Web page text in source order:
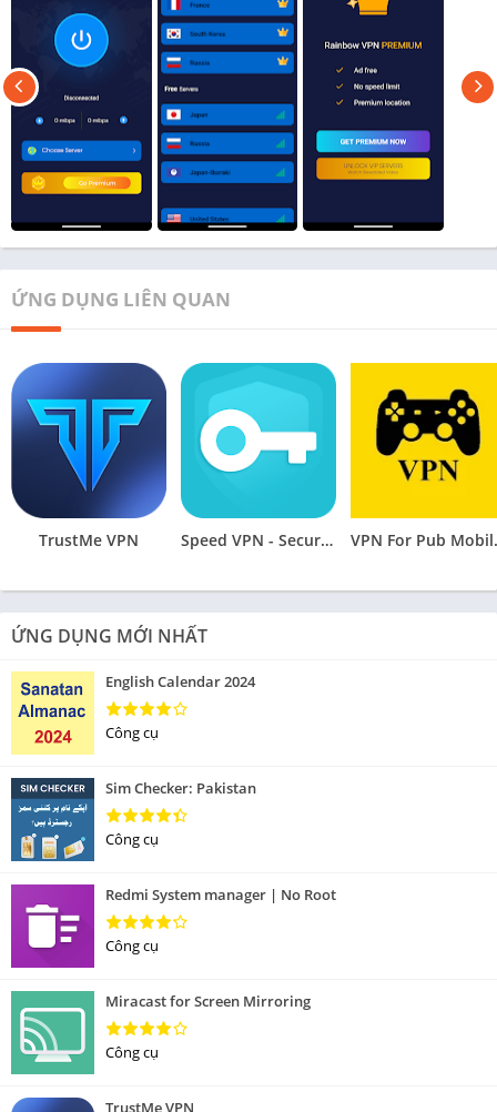
ỨNG DỤNG LIÊN QUAN
TrustMe VPN Speed VPN - Secure VPN Proxy
ỨNG DỤNG MỚI NHẤT
English Calendar 2024
Công cụ
Sim Checker: Pakistan
Công cụ
Redmi System manager | No Root
Công cụ
Miracast for Screen Mirroring
Công cụ
TrustMe VPN